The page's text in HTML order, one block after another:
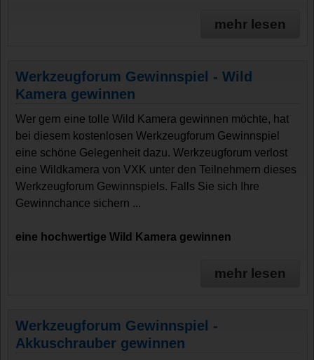
mehr lesen
Werkzeugforum Gewinnspiel - Wild
Kamera gewinnen
Wer gern eine tolle Wild Kamera gewinnen möchte, hat
bei diesem kostenlosen Werkzeugforum Gewinnspiel
eine schöne Gelegenheit dazu. Werkzeugforum verlost
eine Wildkamera von VXK unter den Teilnehmern dieses
Werkzeugforum Gewinnspiels. Falls Sie sich Ihre
Gewinnchance sichern ...
eine hochwertige Wild Kamera gewinnen
mehr lesen
Werkzeugforum Gewinnspiel -
Akkuschrauber gewinnen